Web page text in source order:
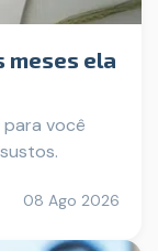
meses ela
você
08 Ago 2026